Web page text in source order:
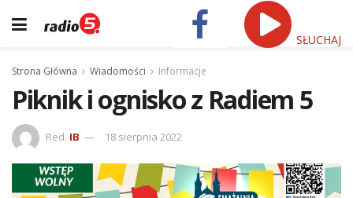
SŁUCHAJ
Strona Główna Wiadomości Informacje
Piknik i ognisko z Radiem 5
Red. IB 18 sierpnia 2022